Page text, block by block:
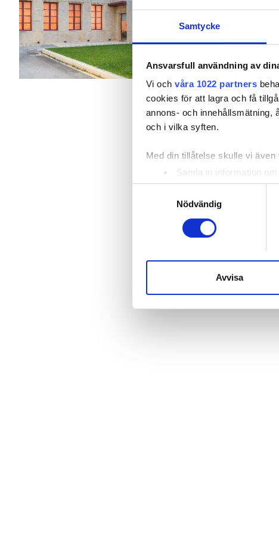
Samtycke
Ansvarsfull användning av
Vi och våra 1022 partners
cookies för att lagra och få
annons- och innehållsmätning,
och i vilka syften.
Med din tillåtelse skulle vi även
Samla in information
Identifiera din enhet
Ta reda på mer om hur dina
eller dra tillbaka ditt samtycke
sociala medier och analysera
till de sociala medier och
Nödvändig
Avvisa
Patienter med hepatit B
Patienter med hepatit C
EHIC
Förfriskningar Gratis WiFi
HD-dialys 150 €
HDF-dialys 200 €